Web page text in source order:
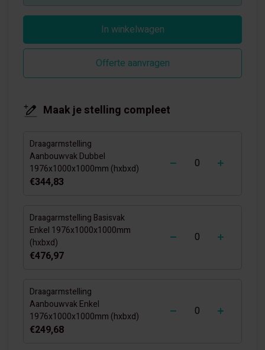
In winkelwagen
Offerte aanvragen
Maak je stelling compleet
Draagarmstelling
Aanbouwvak Dubbel
1976x1000x1000mm (hxbxd)
€344,83
-
Draagarmstelling Basisvak
Enkel 1976x1000x1000mm
(hxbxd)
€476,97
-
Draagarmstelling
Aanbouwvak Enkel
1976x1000x1000mm (hxbxd)
€249,68